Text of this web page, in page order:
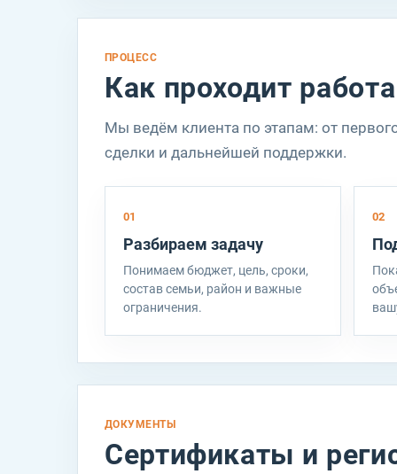
ПРОЦЕСС
Как проходит
Мы ведём клиента по этапам: от
сделки и дальнейшей поддержки.
01
Разбираем задачу
Понимаем бюджет, цель, сроки,
состав семьи, район и важные
ограничения.
02
ДОКУМЕНТЫ
Сертификаты и